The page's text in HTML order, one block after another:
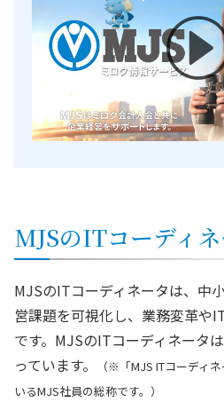
MJSのITコーディ
MJSのITコーディネータは、中
営課題を可視化し、業務変革や
です。MJSのITコーディネータ
っています。
（※「MJS ITコーディ
いるMJS社員の総称です。）